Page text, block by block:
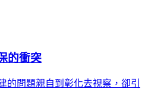
的衝突
的問題親自到彰化去視察，卻引